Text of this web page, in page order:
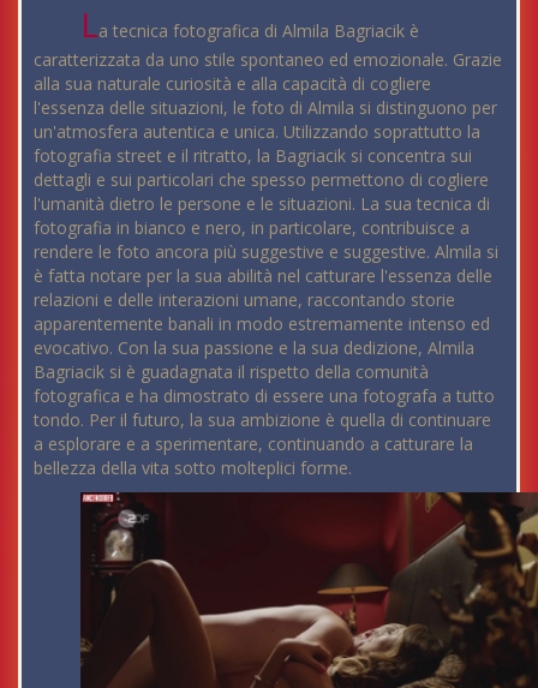
La tecnica fotografica di Almila Bagriacik è
caratterizzata da uno stile spontaneo ed emozionale. Grazie
alla sua naturale curiosità e alla capacità di cogliere
l'essenza delle situazioni, le foto di Almila si distinguono per
un'atmosfera autentica e unica. Utilizzando soprattutto la
fotografia street e il ritratto, la Bagriacik si concentra sui
dettagli e sui particolari che spesso permettono di cogliere
l'umanità dietro le persone e le situazioni. La sua tecnica di
fotografia in bianco e nero, in particolare, contribuisce a
rendere le foto ancora più suggestive e suggestive. Almila si
è fatta notare per la sua abilità nel catturare l'essenza delle
relazioni e delle interazioni umane, raccontando storie
apparentemente banali in modo estremamente intenso ed
evocativo. Con la sua passione e la sua dedizione, Almila
Bagriacik si è guadagnata il rispetto della comunità
fotografica e ha dimostrato di essere una fotografa a tutto
tondo. Per il futuro, la sua ambizione è quella di continuare
a esplorare e a sperimentare, continuando a catturare la
bellezza della vita sotto molteplici forme.